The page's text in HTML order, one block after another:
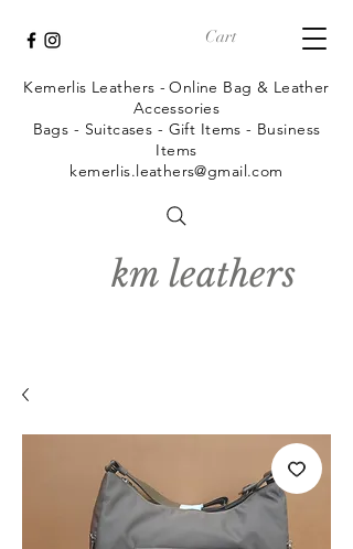
Cart
km leathers
Kemerlis Leathers - Online Bag & Leather
Accessories
Bags - Suitcases - Gift Items - Business
Items
kemerlis.leathers@gmail.com